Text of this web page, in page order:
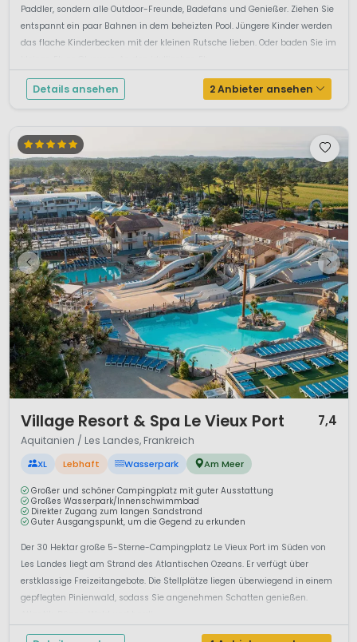
Paddler, sondern alle Outdoor-Freunde, Badefans und Genießer. Ziehen Sie
entspannt ein paar Bahnen in dem beheizten Pool. Jüngere Kinder werden
das flache Kinderbecken mit der kleinen Rutsche lieben. Oder baden Sie im
Details ansehen 2 Anbieter ansehen
Village Resort & Spa Le Vieux Port 7,4
Aquitanien / Les Landes, Frankreich
XL Lebhaft Wasserpark Am Meer
Großer und schöner Campingplatz mit guter Ausstattung
Großes Wasserpark/Innenschwimmbad
Direkter Zugang zum langen Sandstrand
Guter Ausgangspunkt, um die Gegend zu erkunden
Der 30 Hektar große 5-Sterne-Campingplatz Le Vieux Port im Süden von
Les Landes liegt am Strand des Atlantischen Ozeans. Er verfügt über
erstklassige Freizeitangebote. Die Stellplätze liegen überwiegend in einem
gepflegten Pinienwald, sodass Sie angenehmen Schatten genießen.